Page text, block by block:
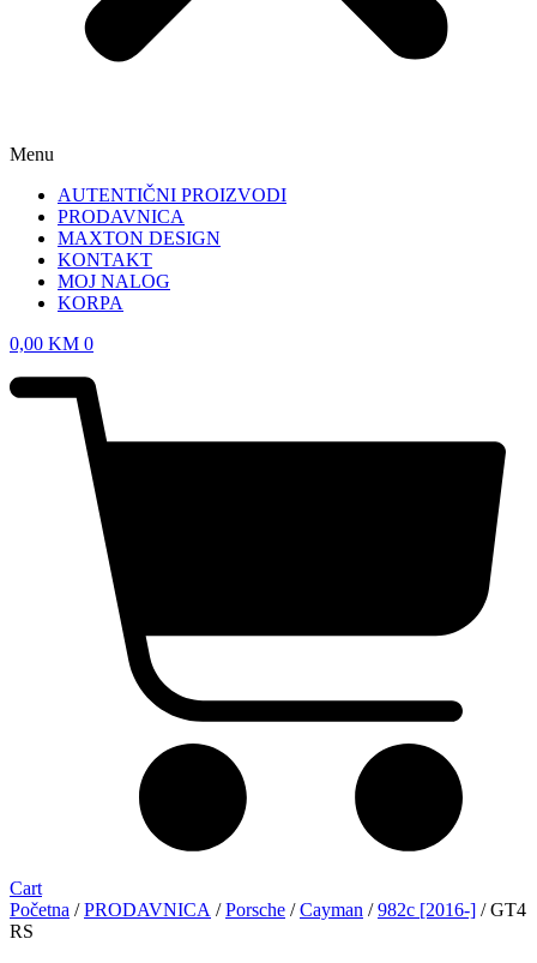
Menu
AUTENTIČNI PROIZVODI
PRODAVNICA
MAXTON DESIGN
KONTAKT
MOJ NALOG
KORPA
0,00 KM 0
Cart
Početna /PRODAVNICA /Porsche /Cayman /982c [2016-] / GT4
RS